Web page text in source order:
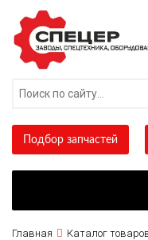
Подбор запчастей
Главная Каталог